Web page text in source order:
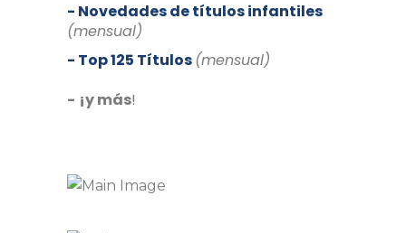
- Novedades de títulos infantiles
(mensual)
- Top 125 Títulos(mensual)
- ¡y más!